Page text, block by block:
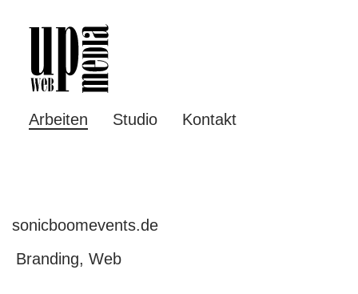
Arbeiten Studio Kontakt
sonicboomevents.de
Branding, Web